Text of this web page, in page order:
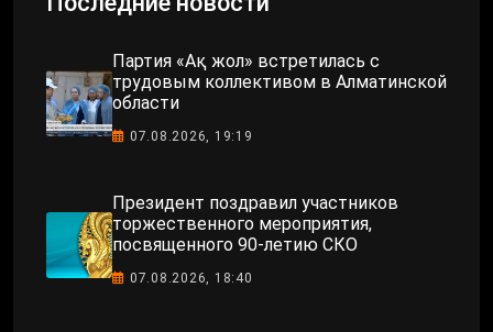
Партия «Ақ жол» встретилась с
трудовым коллективом в Алматинской
области
07.08.2026, 19:19
Президент поздравил участников
торжественного мероприятия,
посвященного 90-летию СКО
07.08.2026, 18:40